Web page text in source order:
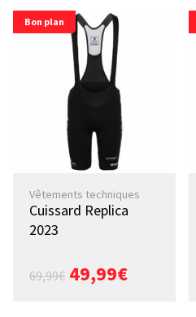
Bon plan
Vêtements techniques
Cuissard Replica
2023
69,99€ 49,99€